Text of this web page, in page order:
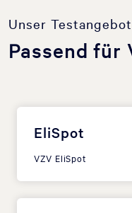
Unser Testangebot
Passend für
EliSpot
VZV EliSpot